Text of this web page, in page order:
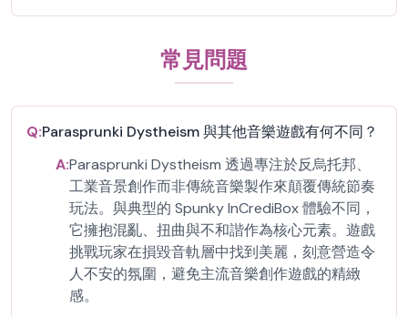
常見問題
Q:Parasprunki Dystheism 與其他音樂遊戲有何不同？
A:Parasprunki Dystheism 透過專注於反烏托邦、
工業音景創作而非傳統音樂製作來顛覆傳統節奏
玩法。與典型的 Spunky InCrediBox 體驗不同，
它擁抱混亂、扭曲與不和諧作為核心元素。遊戲
挑戰玩家在損毀音軌層中找到美麗，刻意營造令
人不安的氛圍，避免主流音樂創作遊戲的精緻
感。